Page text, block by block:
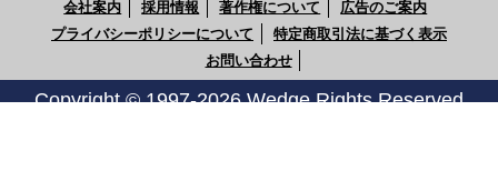
会社案内 採用情報 著作権について
広告のご案内
プライバシーポリシーについて
特定商取引法に基づく表示
お問い合わせ
Copyright © 1997-2026 Wedge Rights Reserved